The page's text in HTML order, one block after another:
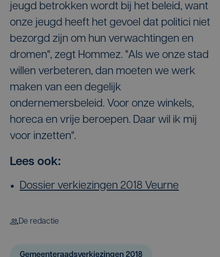
jeugd betrokken wordt bij het beleid, want
onze jeugd heeft het gevoel dat politici niet
bezorgd zijn om hun verwachtingen en
dromen", zegt Hommez. "Als we onze stad
willen verbeteren, dan moeten we werk
maken van een degelijk
ondernemersbeleid. Voor onze winkels,
horeca en vrije beroepen. Daar wil ik mij
voor inzetten".
Lees ook:
Dossier verkiezingen 2018 Veurne
De redactie
Gemeenteraadsverkiezingen 2018